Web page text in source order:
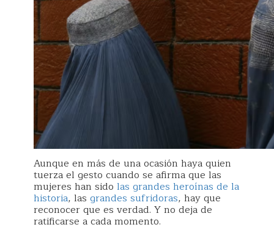
Aunque en más de una ocasión haya quien
tuerza el gesto cuando se afirma que las
mujeres han sido las grandes heroínas de la
historia, las grandes sufridoras, hay que
reconocer que es verdad. Y no deja de
ratificarse a cada momento.